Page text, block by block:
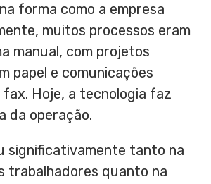
forma como a empresa
muitos processos eram
manual, com projetos
papel e comunicações
fax. Hoje, a tecnologia faz
da operação.
significativamente tanto na
trabalhadores quanto na